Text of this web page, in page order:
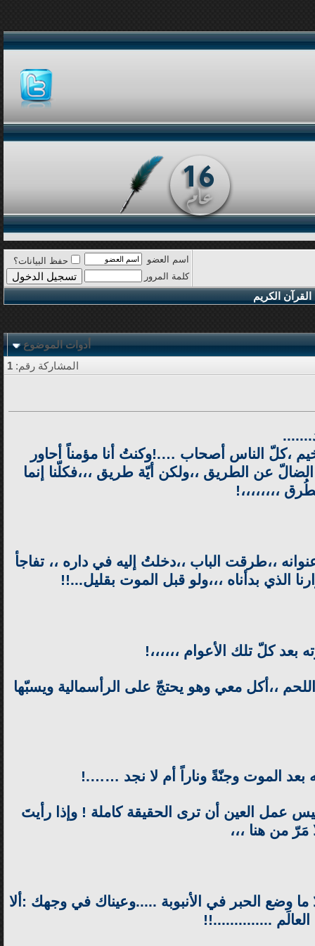
اسم العضو
حفظ البيانات؟
كلمة المرور
القرآن الكريم
أدوات الموضوع
المشاركة رقم: 1
،كلّ الناس أصحاب ….!وكنتُ أنا مؤمناً أحاور
عن الطريق ،،ولكن أيّة طريق ،،،فكلّنا إنما
،،،،،،،،!
،،طرقت الباب ،،دخلتُ إليه في داره ،، تفاجأ
الذي بدأناه ،،،ولو قبل الموت بقليل...!!
بعد كلّ تلك الأعوام ،،،،،،!
،،أكل معي وهو يحتجّ على الرأسمالية ويسبّها
الموت وجنّةً وناراً أم لا نجد …….!
عمل العين أن ترى الحقيقة كاملة ! وإذا رأيتَ
من هنا ،،،
ما وضع الحبر في الأنبوبة .....وعيناك في وجهك :ألا
..............!!